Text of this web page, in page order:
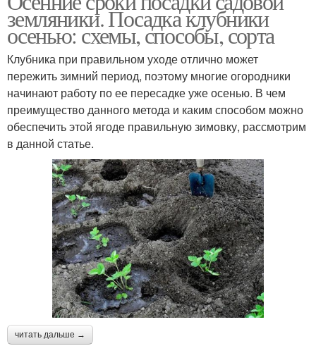
земляники. Посадка клубники
осенью: схемы, способы, сорта
Клубника при правильном уходе отлично может
пережить зимний период, поэтому многие огородники
начинают работу по ее пересадке уже осенью. В чем
преимущество данного метода и каким способом можно
обеспечить этой ягоде правильную зимовку, рассмотрим
в данной статье.
читать дальше →